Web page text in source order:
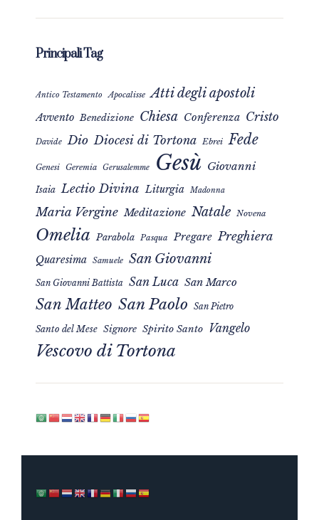
Principali Tag
Antico Testamento Apocalisse Atti degli apostoli
Avvento Benedizione Chiesa Conferenza Cristo
Davide Dio Diocesi di Tortona Ebrei Fede
Genesi Geremia Gerusalemme Gesù Giovanni
Isaia Lectio Divina Liturgia Madonna
Maria Vergine Meditazione Natale Novena
Omelia Parabola Pasqua Pregare Preghiera
Quaresima Samuele San Giovanni
San Giovanni Battista San Luca San Marco
San Matteo San Paolo San Pietro
Santo del Mese Signore Spirito Santo Vangelo
Vescovo di Tortona